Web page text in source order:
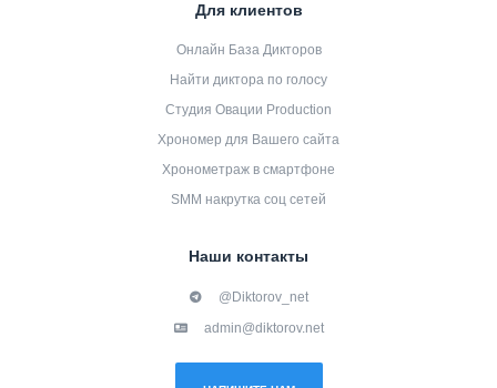
Для клиентов
Онлайн База Дикторов
Найти диктора по голосу
Студия Овации Production
Хрономер для Вашего сайта
Хронометраж в смартфоне
SMM накрутка соц сетей
Наши контакты
@Diktorov_net
admin@diktorov.net